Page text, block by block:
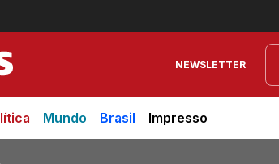
NEWSLETTER
Mundo Brasil Impresso